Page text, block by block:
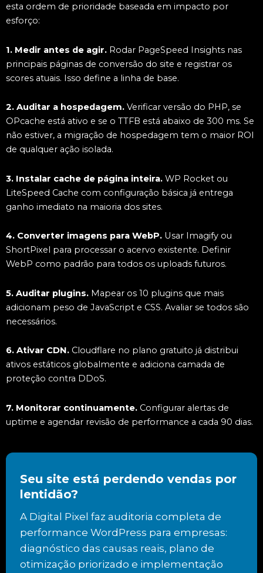
esta ordem de prioridade baseada em impacto por
esforço:
1. Medir antes de agir. Rodar PageSpeed Insights nas
principais páginas de conversão do site e registrar os
scores atuais. Isso define a linha de base.
2. Auditar a hospedagem. Verificar versão do PHP, se
OPcache está ativo e se o TTFB está abaixo de 300 ms. Se
não estiver, a migração de hospedagem tem o maior ROI
de qualquer ação isolada.
3. Instalar cache de página inteira. WP Rocket ou
LiteSpeed Cache com configuração básica já entrega
ganho imediato na maioria dos sites.
4. Converter imagens para WebP. Usar Imagify ou
ShortPixel para processar o acervo existente. Definir
WebP como padrão para todos os uploads futuros.
5. Auditar plugins. Mapear os 10 plugins que mais
adicionam peso de JavaScript e CSS. Avaliar se todos são
necessários.
6. Ativar CDN. Cloudflare no plano gratuito já distribui
ativos estáticos globalmente e adiciona camada de
proteção contra DDoS.
7. Monitorar continuamente. Configurar alertas de
uptime e agendar revisão de performance a cada 90 dias.
Seu site está perdendo vendas por
lentidão?
A Digital Pixel faz auditoria completa de
performance WordPress para empresas:
diagnóstico das causas reais, plano de
otimização priorizado e implementação